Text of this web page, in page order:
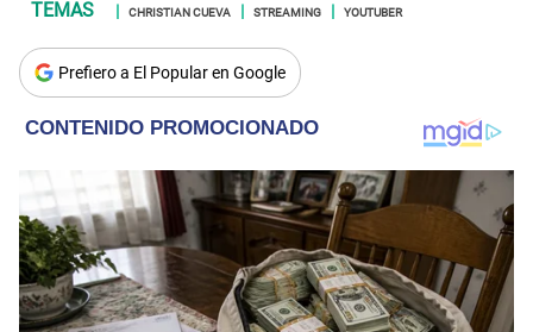
CHRISTIAN CUEVA STREAMING YOUTUBER
Prefiero a El Popular en Google